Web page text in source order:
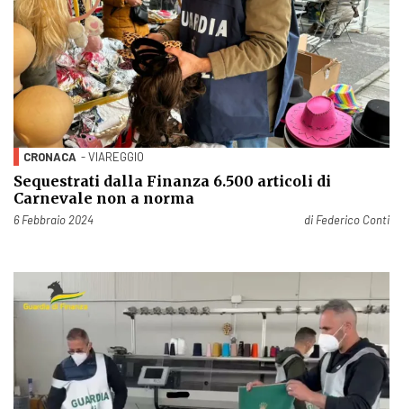
CRONACA - VIAREGGIO
Sequestrati dalla Finanza 6.500 articoli di
Carnevale non a norma
Pubblicato il
6 Febbraio 2024 di Federico Conti